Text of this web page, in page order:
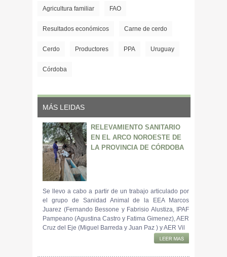
Agricultura familiar FAO
Resultados económicos Carne de cerdo
Cerdo Productores PPA Uruguay
Córdoba
MÁS LEIDAS
RELEVAMIENTO SANITARIO
EN EL ARCO NOROESTE DE
LA PROVINCIA DE CÓRDOBA
Se llevo a cabo a partir de un trabajo articulado por
el grupo de Sanidad Animal de la EEA Marcos
Juarez (Fernando Bessone y Fabrisio Alustiza, IPAF
Pampeano (Agustina Castro y Fatima Gimenez), AER
Cruz del Eje (Miguel Barreda y Juan Paz ) y AER Vil